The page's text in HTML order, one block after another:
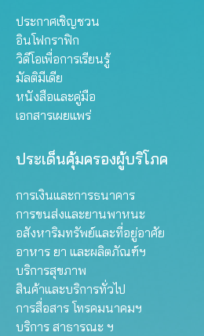
ประกาศเชิญชวน
อินโฟกราฟิก
วิดีโอเพื่อการเรียนรู้
มัลติมีเดีย
หนังสือและคู่มือ
เอกสารเผยแพร่
ประเด็นคุ้มครองผู้บริโภค
การเงินและการธนาคาร
การขนส่งและยานพาหนะ
อสังหาริมทรัพย์และที่อยู่อาศัย
อาหาร ยา และผลิตภัณฑ์ฯ
บริการสุขภาพ
สินค้าและบริการทั่วไป
การสื่อสาร โทรคมนาคมฯ
บริการ สาธารณะ ฯ